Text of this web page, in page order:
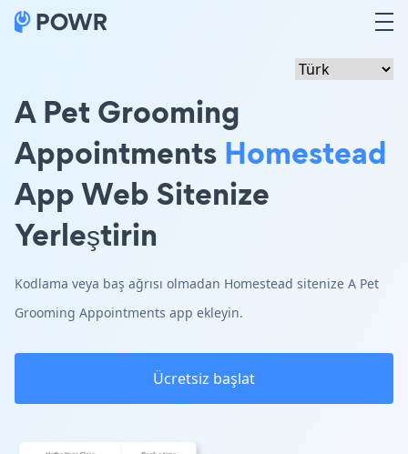
A Pet Grooming
Appointments Homestead
App Web Sitenize
Yerleştirin
Kodlama veya baş ağrısı olmadan Homestead sitenize A Pet
Grooming Appointments app ekleyin.
Ücretsiz başlat